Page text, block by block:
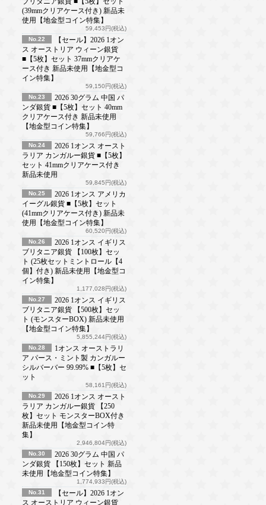
(39mmクリアケース付き) 新品未
使用【地金型コイン特集】
59,453円(税込)
No.22
【セール】2026 1オン
ス オーストリア ウィーン銀貨
■【5枚】セット 37mmクリアケ
ース付き 新品未使用【地金型コ
イン特集】
59,150円(税込)
No.23
2026 30グラム 中国 パ
ンダ銀貨 ■【5枚】セット 40mm
クリアケース付き 新品未使用
【地金型コイン特集】
59,766円(税込)
No.24
2026 1オンス オースト
ラリア カンガルー銀貨 ■【5枚】
セット 41mmクリアケース付き
新品未使用
59,845円(税込)
No.25
2026 1オンス アメリカ
イーグル銀貨 ■【5枚】セット
(41mmクリアケース付き) 新品未
使用【地金型コイン特集】
60,520円(税込)
No.26
2026 1オンス イギリス
ブリタニア銀貨 【100枚】セッ
ト (25枚セットミントロール【4
個】付き) 新品未使用【地金型コ
イン特集】
1,177,028円(税込)
No.27
2026 1オンス イギリス
ブリタニア銀貨 【500枚】セッ
ト (モンスターBOX) 新品未使用
【地金型コイン特集】
5,855,244円(税込)
No.28
1オンス オーストラリ
ア パース・ミント製 カンガルー
シルバーバー 99.99% ■【5枚】セ
ット
58,161円(税込)
No.29
2026 1オンス オースト
ラリア カンガルー銀貨 【250
枚】セット モンスターBOX付き
新品未使用【地金型コイン特
集】
2,946,804円(税込)
No.30
2026 30グラム 中国 パ
ンダ銀貨 【150枚】セット 新品
未使用【地金型コイン特集】
1,774,933円(税込)
No.31
【セール】2026 1オン
ス オーストリア ウィーン銀貨